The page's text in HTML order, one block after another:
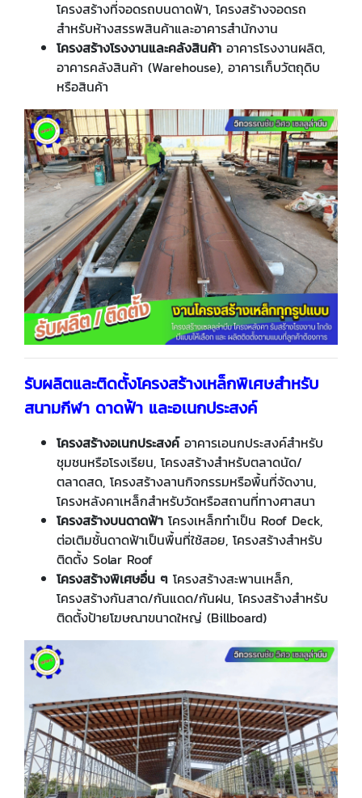
โครงสร้างที่จอดรถบนดาดฟ้า, โครงสร้างจอดรถ
สำหรับห้างสรรพสินค้าและอาคารสำนักงาน
โครงสร้างโรงงานและคลังสินค้า อาคารโรงงานผลิต,
อาคารคลังสินค้า (Warehouse), อาคารเก็บวัตถุดิบ
หรือสินค้า
รับผลิตและติดตั้งโครงสร้างเหล็กพิเศษสำหรับ
สนามกีฬา ดาดฟ้า และอเนกประสงค์
โครงสร้างอเนกประสงค์ อาคารเอนกประสงค์สำหรับ
ชุมชนหรือโรงเรียน, โครงสร้างสำหรับตลาดนัด/
ตลาดสด, โครงสร้างลานกิจกรรมหรือพื้นที่จัดงาน,
โครงหลังคาเหล็กสำหรับวัดหรือสถานที่ทางศาสนา
โครงสร้างบนดาดฟ้า โครงเหล็กทำเป็น Roof Deck,
ต่อเติมชั้นดาดฟ้าเป็นพื้นที่ใช้สอย, โครงสร้างสำหรับ
ติดตั้ง Solar Roof
โครงสร้างพิเศษอื่น ๆ โครงสร้างสะพานเหล็ก,
โครงสร้างกันสาด/กันแดด/กันฝน, โครงสร้างสำหรับ
ติดตั้งป้ายโฆษณาขนาดใหญ่ (Billboard)